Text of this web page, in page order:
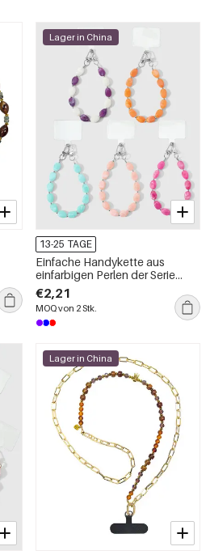
Lager in China
13-25 TAGE
Einfache Handykette aus
einfarbigen Perlen der Serie
Simple, täglich erhältlich
€2,21
MOQ von 2 Stk.
Lager in China